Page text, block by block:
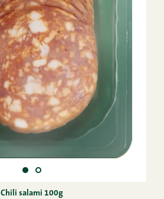
Chili salami 100g